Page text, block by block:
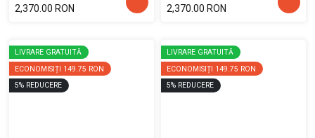
2,370.00 RON
2,370.00 RON
LIVRARE GRATUITĂ
ECONOMISIȚI 149.75 RON
5% REDUCERE
LIVRARE GRATUITĂ
ECONOMISIȚI 149.75 RON
5% REDUCERE